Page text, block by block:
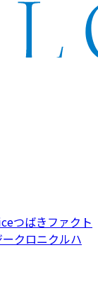
つばきファクト
ークロニクルハ